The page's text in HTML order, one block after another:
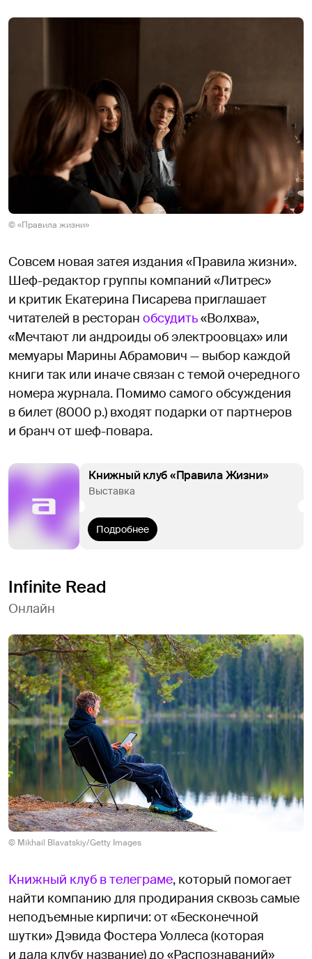
© «Правила жизни»
Совсем новая затея издания «Правила жизни».
Шеф-редактор группы компаний «Литрес»
и критик Екатерина Писарева приглашает
читателей в ресторан обсудить«Волхва»,
«Мечтают ли андроиды об электроовцах» или
мемуары Марины Абрамович — выбор каждой
книги так или иначе связан с темой очередного
номера журнала. Помимо самого обсуждения
в билет (8000 р.) входят подарки от партнеров
и бранч от шеф-повара.
Книжный клуб «Правила Жизни»
Выставка
Подробнее
Infinite Read
Онлайн
© Mikhail Blavatskiy/Getty Images
Книжный клуб в телеграме, который помогает
найти компанию для продирания сквозь самые
неподъемные кирпичи: от «Бесконечной
шутки» Дэвида Фостера Уоллеса (которая
и дала клубу название) до «Распознаваний»